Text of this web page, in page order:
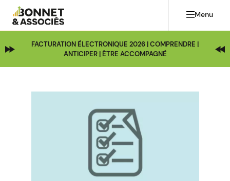
Menu
FACTURATION ÉLECTRONIQUE 2026 | COMPRENDRE |
ANTICIPER | ÊTRE ACCOMPAGNÉ